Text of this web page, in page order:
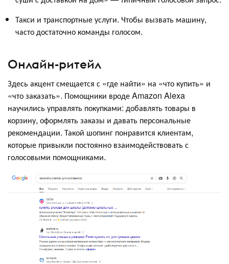
Такси и транспортные услуги. Чтобы вызвать машину,
часто достаточно команды голосом.
Онлайн-ритейл
Здесь акцент смещается с «где найти» на «что купить» и
«что заказать». Помощники вроде Amazon Alexa
научились управлять покупками: добавлять товары в
корзину, оформлять заказы и давать персональные
рекомендации. Такой шопинг понравится клиентам,
которые привыкли постоянно взаимодействовать с
голосовыми помощниками.